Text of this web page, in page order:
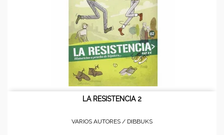
LA RESISTENCIA 2
VARIOS AUTORES / DIBBUKS